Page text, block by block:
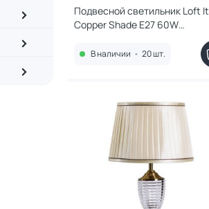
Подвесной светильник Loft It
Copper Shade E27 60W
В наличии • 20 шт.